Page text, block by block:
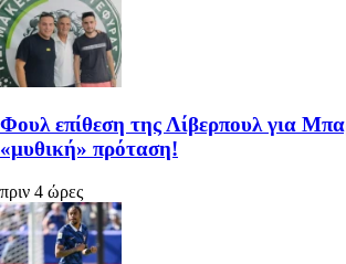
Φουλ επίθεση της Λίβερπουλ για
«μυθική» πρόταση!
πριν 4 ώρες